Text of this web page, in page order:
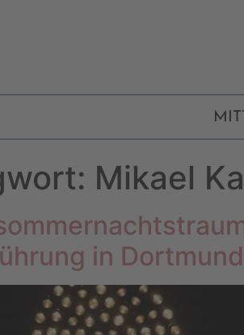
Mikael
in Dortmund